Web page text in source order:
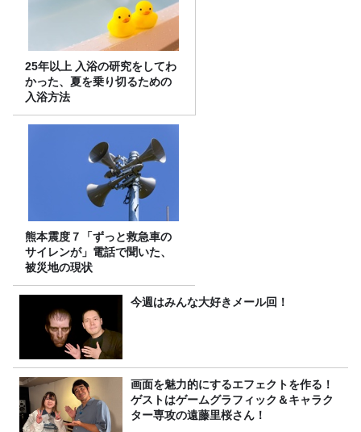
25年以上 入浴の研究をしてわ
かった、夏を乗り切るための
入浴方法
熊本震度７「ずっと救急車の
サイレンが」電話で聞いた、
被災地の現状
今週はみんな大好きメール回！
画面を魅力的にするエフェクトを作る！
ゲストはゲームグラフィック＆キャラク
ター専攻の遠藤里桜さん！